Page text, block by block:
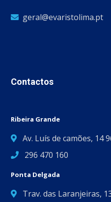
geral@evaristolima.pt
Contactos
Ribeira Grande
Av. Luís de camões, 14
296 470 160
Ponta Delgada
Trav. das Laranjeiras,